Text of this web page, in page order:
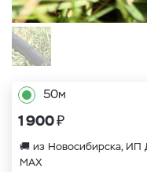
50м
1 900₽
🚚 из Новосибирска,
MAX